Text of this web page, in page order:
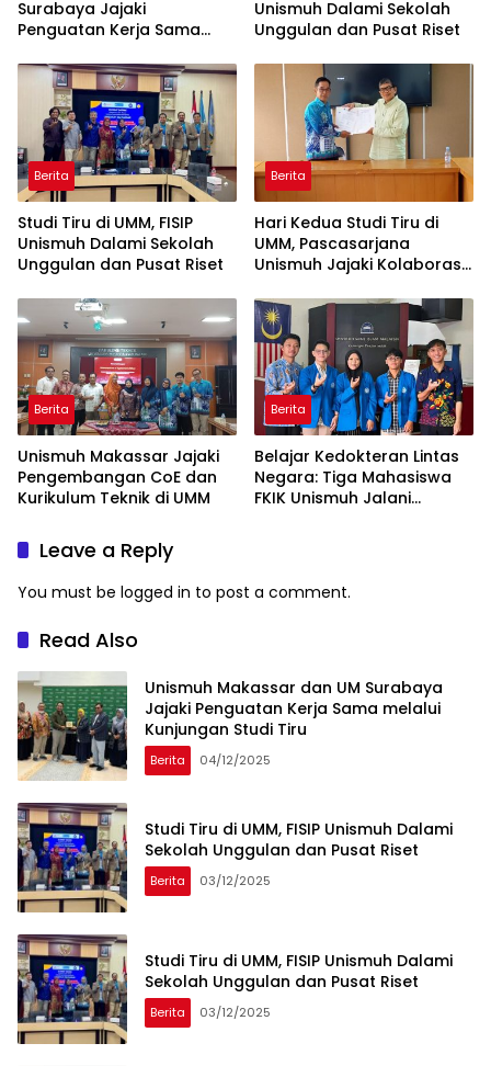
Surabaya Jajaki
Penguatan Kerja Sama
Tiru
Unismuh Dalami Sekolah
Unggulan dan Pusat Riset
Berita
Studi Tiru di UMM, FISIP
Unismuh Dalami Sekolah
Unggulan dan Pusat Riset
Berita
Hari Kedua Studi Tiru di
UMM, Pascasarjana
Unismuh Jajaki Kolaborasi
Berita
Unismuh Makassar Jajaki
Pengembangan CoE dan
Kurikulum Teknik di UMM
Berita
Belajar Kedokteran Lintas
Negara: Tiga Mahasiswa
FKIK Unismuh Jalani
Leave a Reply
You must be logged in to post a comment.
Read Also
Unismuh Makassar dan UM Surabaya
Jajaki Penguatan Kerja Sama melalui
Kunjungan Studi Tiru
Berita 04/12/2025
Studi Tiru di UMM, FISIP Unismuh Dalami
Sekolah Unggulan dan Pusat Riset
Berita 03/12/2025
Studi Tiru di UMM, FISIP Unismuh Dalami
Sekolah Unggulan dan Pusat Riset
Berita 03/12/2025